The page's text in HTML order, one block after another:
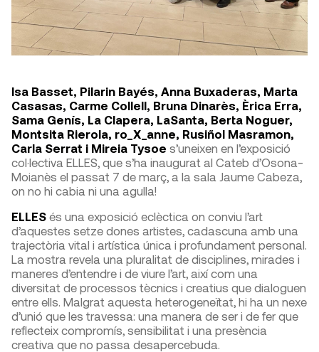
Isa Basset, Pilarin Bayés, Anna Buxaderas, Marta
Casasas, Carme Collell, Bruna Dinarès, Èrica Erra,
Sama Genís, La Clapera, LaSanta, Berta Noguer,
Montsita Rierola, ro_X_anne, Rusiñol Masramon,
Carla Serrat i Mireia Tysoe s’uneixen en l’exposició
col·lectiva ELLES, que s’ha inaugurat al Cateb d’Osona-
Moianès el passat 7 de març, a la sala Jaume Cabeza,
on no hi cabia ni una agulla!
ELLES és una exposició eclèctica on conviu l’art
d’aquestes setze dones artistes, cadascuna amb una
trajectòria vital i artística única i profundament personal.
La mostra revela una pluralitat de disciplines, mirades i
maneres d’entendre i de viure l’art, així com una
diversitat de processos tècnics i creatius que dialoguen
entre ells. Malgrat aquesta heterogeneïtat, hi ha un nexe
d’unió que les travessa: una manera de ser i de fer que
reflecteix compromís, sensibilitat i una presència
creativa que no passa desapercebuda.